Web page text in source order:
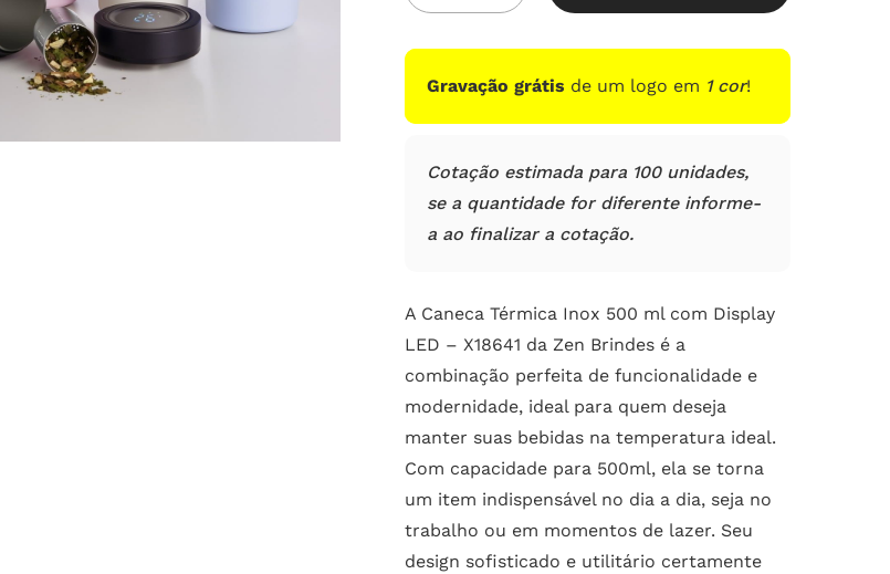
em
clientes
Gravação grátis de um logo em 1 cor!
Cotação estimada para 100 unidades,
se a quantidade for diferente informe-
a ao finalizar a cotação.
A Caneca Térmica Inox 500 ml com Display
LED – X18641 da Zen Brindes é a
combinação perfeita de funcionalidade e
modernidade, ideal para quem deseja
manter suas bebidas na temperatura ideal.
Com capacidade para 500ml, ela se torna
um item indispensável no dia a dia, seja no
trabalho ou em momentos de lazer. Seu
design sofisticado e utilitário certamente